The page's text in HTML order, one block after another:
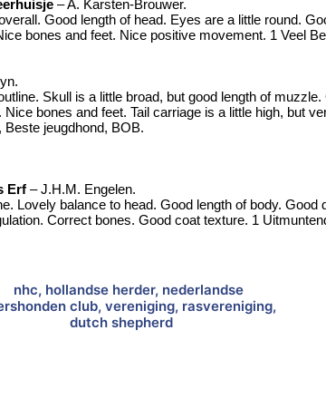
– A. Karsten-Brouwer.
Good length of head. Eyes are a little round.
bones and feet. Nice positive movement. 1 Veel
Skull is a little broad, but good length of muzzle.
bones and feet. Tail carriage is a little high, but
jeugdhond, BOB.
Erf – J.H.M. Engelen.
Lovely balance to head. Good length of body. Good
Correct bones. Good coat texture. 1